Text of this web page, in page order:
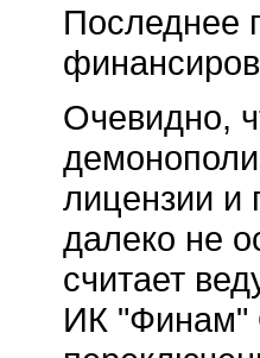
Последнее
Очевидно,
лицензии и
далеко не
считает
ИК "Финам"